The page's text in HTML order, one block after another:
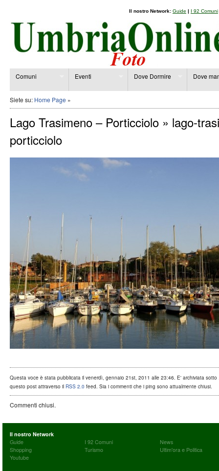
Il nostro Network: Guide | I 92 Comuni
Comuni Eventi Dove Dormire Dove
Siete su: Home Page »
Lago Trasimeno – Porticciolo » lago-
porticciolo
Questa voce è stata pubblicata il venerdì, gennaio 21st, 2011 alle 23:46. E' archiviata
questo post attraverso il RSS 2.0 feed. Sia i commenti che i ping sono attualmente chiusi.
Commenti chiusi.
Il nostro Network
Guide
I 92 Comuni
News
Shopping
Turismo
Ultim'ora e Politica
Youtube